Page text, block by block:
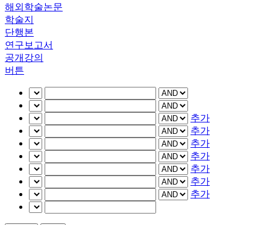
해외학술논문
학술지
단행본
연구보고서
공개강의
버튼
추가
추가
추가
추가
추가
추가
추가